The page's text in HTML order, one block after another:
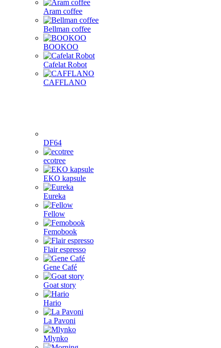
Aram coffee
Bellman coffee
BOOKOO
Cafelat Robot
CAFFLANO
DF64
ecotree
EKO kapsule
Eureka
Fellow
Femobook
Flair espresso
Gene Café
Goat story
Hario
La Pavoni
Mlynko